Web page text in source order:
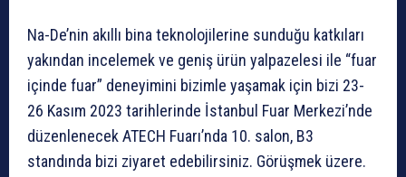
Na-De’nin akıllı bina teknolojilerine sunduğu katkıları
yakından incelemek ve geniş ürün yalpazelesi ile “fuar
içinde fuar” deneyimini bizimle yaşamak için bizi 23-
26 Kasım 2023 tarihlerinde İstanbul Fuar Merkezi’nde
düzenlenecek ATECH Fuarı’nda 10. salon, B3
standında bizi ziyaret edebilirsiniz. Görüşmek üzere.